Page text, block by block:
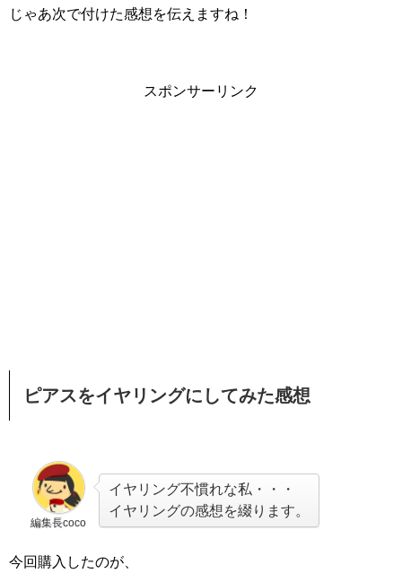
じゃあ次で付けた感想を伝えますね！
スポンサーリンク
ピアスをイヤリングにしてみた感想
編集長coco
イヤリング不慣れな私・・・
イヤリングの感想を綴ります。
今回購入したのが、